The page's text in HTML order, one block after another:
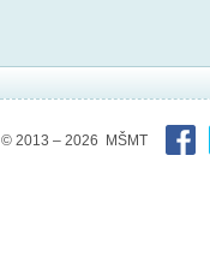
© 2013 – 2026 MŠMT